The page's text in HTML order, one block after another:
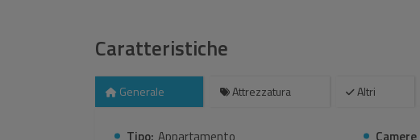
Caratteristiche
Generale Attrezzatura Altri